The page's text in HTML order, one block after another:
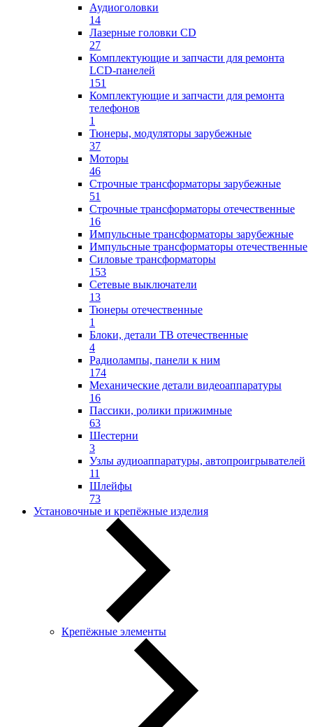
Аудиоголовки
14
Лазерные головки CD
27
Комплектующие и запчасти для ремонта
LCD-панелей
151
Комплектующие и запчасти для ремонта
телефонов
1
Тюнеры, модуляторы зарубежные
37
Моторы
46
Строчные трансформаторы зарубежные
51
Строчные трансформаторы отечественные
16
Импульсные трансформаторы зарубежные
Импульсные трансформаторы отечественные
Силовые трансформаторы
153
Сетевые выключатели
13
Тюнеры отечественные
1
Блоки, детали ТВ отечественные
4
Радиолампы, панели к ним
174
Механические детали видеоаппаратуры
16
Пассики, ролики прижимные
63
Шестерни
3
Узлы аудиоаппаратуры, автопроигрывателей
11
Шлейфы
73
Установочные и крепёжные изделия
Крепёжные элементы